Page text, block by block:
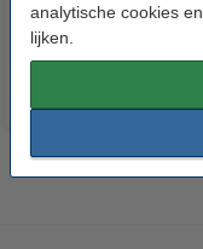
analytische cookies
lijken.
€ 6,95 Inclusief 21%